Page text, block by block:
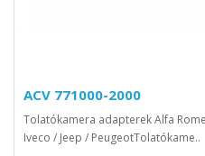
ACV 771000-2000
Tolatókamera adapterek Alfa
Iveco / Jeep / PeugeotTolatókame..